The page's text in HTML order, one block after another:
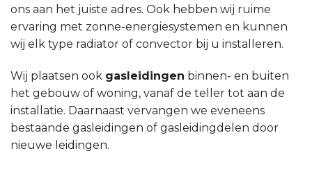
ons aan het juiste adres. Ook hebben wij ruime
ervaring met zonne-energiesystemen en kunnen
wij elk type radiator of convector bij u installeren.
Wij plaatsen ook gasleidingen binnen- en buiten
het gebouw of woning, vanaf de teller tot aan de
installatie. Daarnaast vervangen we eveneens
bestaande gasleidingen of gasleidingdelen door
nieuwe leidingen.